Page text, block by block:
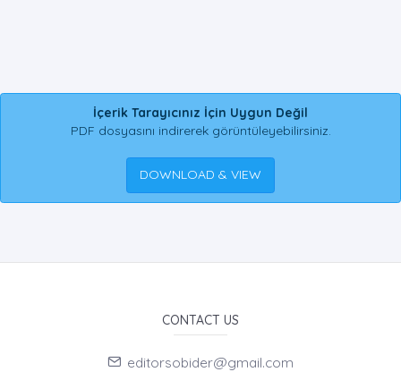
İçerik Tarayıcınız İçin Uygun Değil
PDF dosyasını indirerek görüntüleyebilirsiniz.
DOWNLOAD & VIEW
CONTACT US
editorsobider@gmail.com